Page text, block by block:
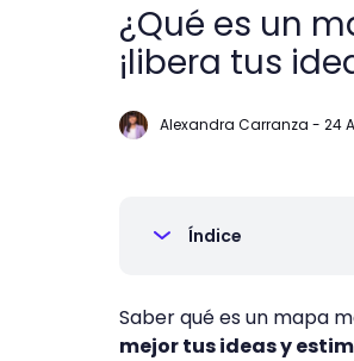
¿Qué es un
¡libera tus
Alexandra Carranza - 24
Índice
Saber qué es un mapa
mejor tus ideas y